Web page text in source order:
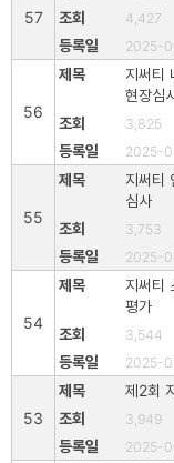
57
4,427
2025-
56
지써티
현장심
3,825
2025-
55
지써티
심사
3,753
2025-
54
지써티
평가
3,544
2025-
53
제2회
3,949
2025-